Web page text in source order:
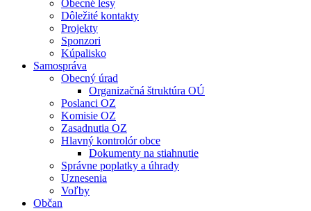
Obecné lesy
Dôležité kontakty
Projekty
Sponzori
Kúpalisko
Samospráva
Obecný úrad
Organizačná štruktúra OÚ
Poslanci OZ
Komisie OZ
Zasadnutia OZ
Hlavný kontrolór obce
Dokumenty na stiahnutie
Správne poplatky a úhrady
Uznesenia
Voľby
Občan